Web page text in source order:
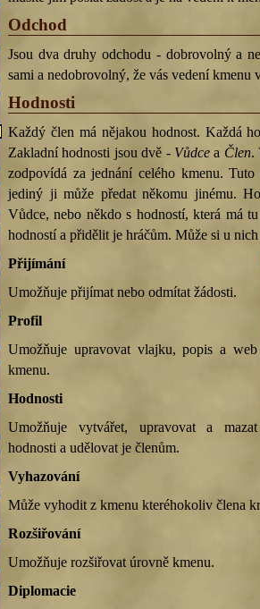
Odchod
Jsou dva druhy odchodu - dobrovolný a
sami a nedobrovolný, že vás vedení kmenu
Hodnosti
Každý člen má nějakou hodnost. Každá
Zakladní hodnosti jsou dvě - Vůdce a Člen.
zodpovídá za jednání celého kmenu.
jediný ji může předat někomu jinému.
Vůdce, nebo někdo s hodností, která má
hodností a přidělit je hráčům. Může si u
Přijímání
Umožňuje přijímat nebo odmítat žádosti.
Profil
Umožňuje upravovat vlajku, popis a web
kmenu.
Hodnosti
Umožňuje vytvářet, upravovat a mazat
hodnosti a udělovat je členům.
Vyhazování
Může vyhodit z kmenu kteréhokoliv člena
Rozšiřování
Umožňuje rozšiřovat úrovně kmenu.
Diplomacie